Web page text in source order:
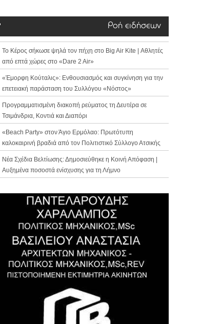
Ροή ειδήσεων
Το Κέρος σήκωσε ψηλά τον πήχη στο Big Air Kite | Αθλητές
από επτά χώρες στο «Dare 2 Air»
«Έμορφη Κούταλις»: Ενθουσιασμός και συγκίνηση για την
επετειακή παράσταση του Συλλόγου «Νόστος»
Προγραμματισμένη διακοπή ρεύματος τη Δευτέρα σε
Τσιμάνδρια, Κοντιά και Διαπόρι
«Beach Party» στον Άγιο Ερμόλαο: Πρωτότυπη
καλοκαιρινή βραδιά από τον Πολιτιστικό Σύλλογο Ατσικής
Νέα Σχέδια Βελτίωσης: Δημοσιεύθηκε η Κοινή Απόφαση |
Αυξημένα ποσοστά ενίσχυσης για τη Λήμνο